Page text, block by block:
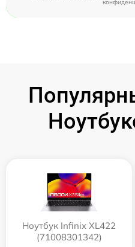
Ноутбук Infinix XL422
(71008301342)